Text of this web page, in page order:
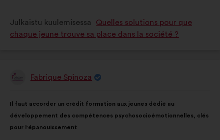
seuraavasti:
seuraavasti:
Julkaistu kuulemisessa
Quelles solutions pour que
chaque jeune trouve sa place dans la société ?
EhdotusFabrique Spinoza
sisältö:
Il faut accorder un crédit formation aux jeunes dédié au
développement des compétences psychosocioémotionnelles, clés
pour l'épanouissement
jakautuminen: